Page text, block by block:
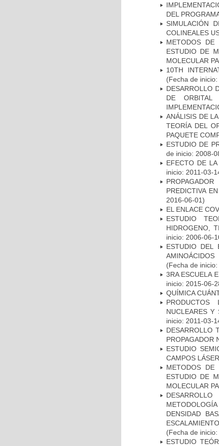
DEL
SIMULACIÓN
COLINEALES
METODOS DE
ESTUDIO DE
MOLECULAR
10TH
(Fecha de
DESARROLLO
DE ORBITAL
ANÁLISIS DE
TEORÍA DEL
PAQUETE
ESTUDIO DE
de inicio: 2008-
EFECTO DE
inicio: 2011-03-
PREDICTIVA
2016-06-01)
EL ENLACE
ESTUDIO
HIDROGENO,
inicio: 2006-06-
ESTUDIO DEL
(Fecha de
3RA ESCUELA
inicio: 2015-06-
QUÍMICA
NUCLEARES Y
inicio: 2011-03-
DESARROLLO
PROPAGADOR
ESTUDIO
CAMPOS
METODOS DE
ESTUDIO DE
MOLECULAR
DENSIDAD
(Fecha de
ESTUDIO